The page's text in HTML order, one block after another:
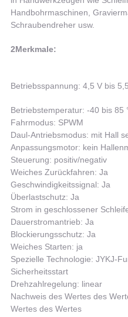
Handbohrmaschinen,
Schraubendreher usw.
2Merkmale:
Betriebsspannung: 4,5 V bis
Betriebstemperatur: -40 bis 85
Fahrmodus: SPWM
Daul-Antriebsmodus: mit Hall
Anpassungsmotor: kein
Steuerung: positiv/negativ
Weiches Zurückfahren: Ja
Geschwindigkeitssignal: Ja
Überlastschutz: Ja
Strom in geschlossener
Dauerstromantrieb: Ja
Blockierungsschutz: Ja
Weiches Starten: ja
Spezielle Technologie: JYKJ-
Sicherheitsstart
Drehzahlregelung: linear
Nachweis des Wertes des
Wertes des Wertes